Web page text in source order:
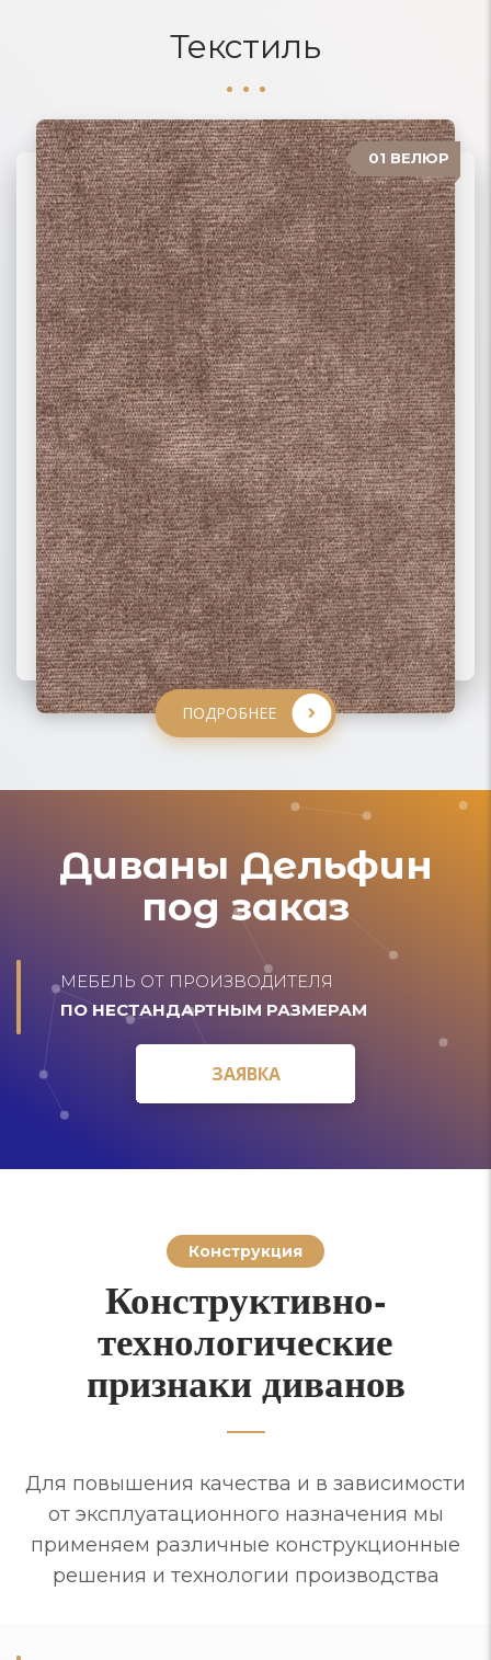
Текстиль
06 ЖАККАРД
ПОДРОБНЕЕ
01 ВЕЛЮР
ПОДРОБНЕЕ
02 РОГОЖКА
ПОДРОБНЕЕ
03 ФЛОК
ПОДРОБНЕЕ
Диваны Дельфин
под заказ
МЕБЕЛЬ ОТ ПРОИЗВОДИТЕЛЯ
ПО НЕСТАНДАРТНЫМ РАЗМЕРАМ
ЗАЯВКА
ЗАЯВКА
Конструкция
Конструктивно-
технологические
признаки диванов
Для повышения качества и в зависимости
от эксплуатационного назначения мы
применяем различные конструкционные
решения и технологии производства